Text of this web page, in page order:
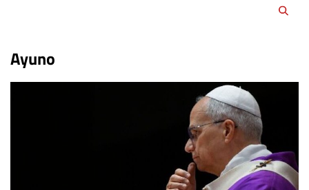
Ayuno